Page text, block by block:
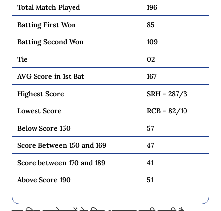
Total Match Played
196
Batting First Won
85
Batting Second Won
109
Tie
02
AVG Score in 1st Bat
167
Highest Score
SRH - 287/3
Lowest Score
RCB - 82/10
Below Score 150
57
Score Between 150 and 169
47
Score between 170 and 189
41
Above Score 190
51